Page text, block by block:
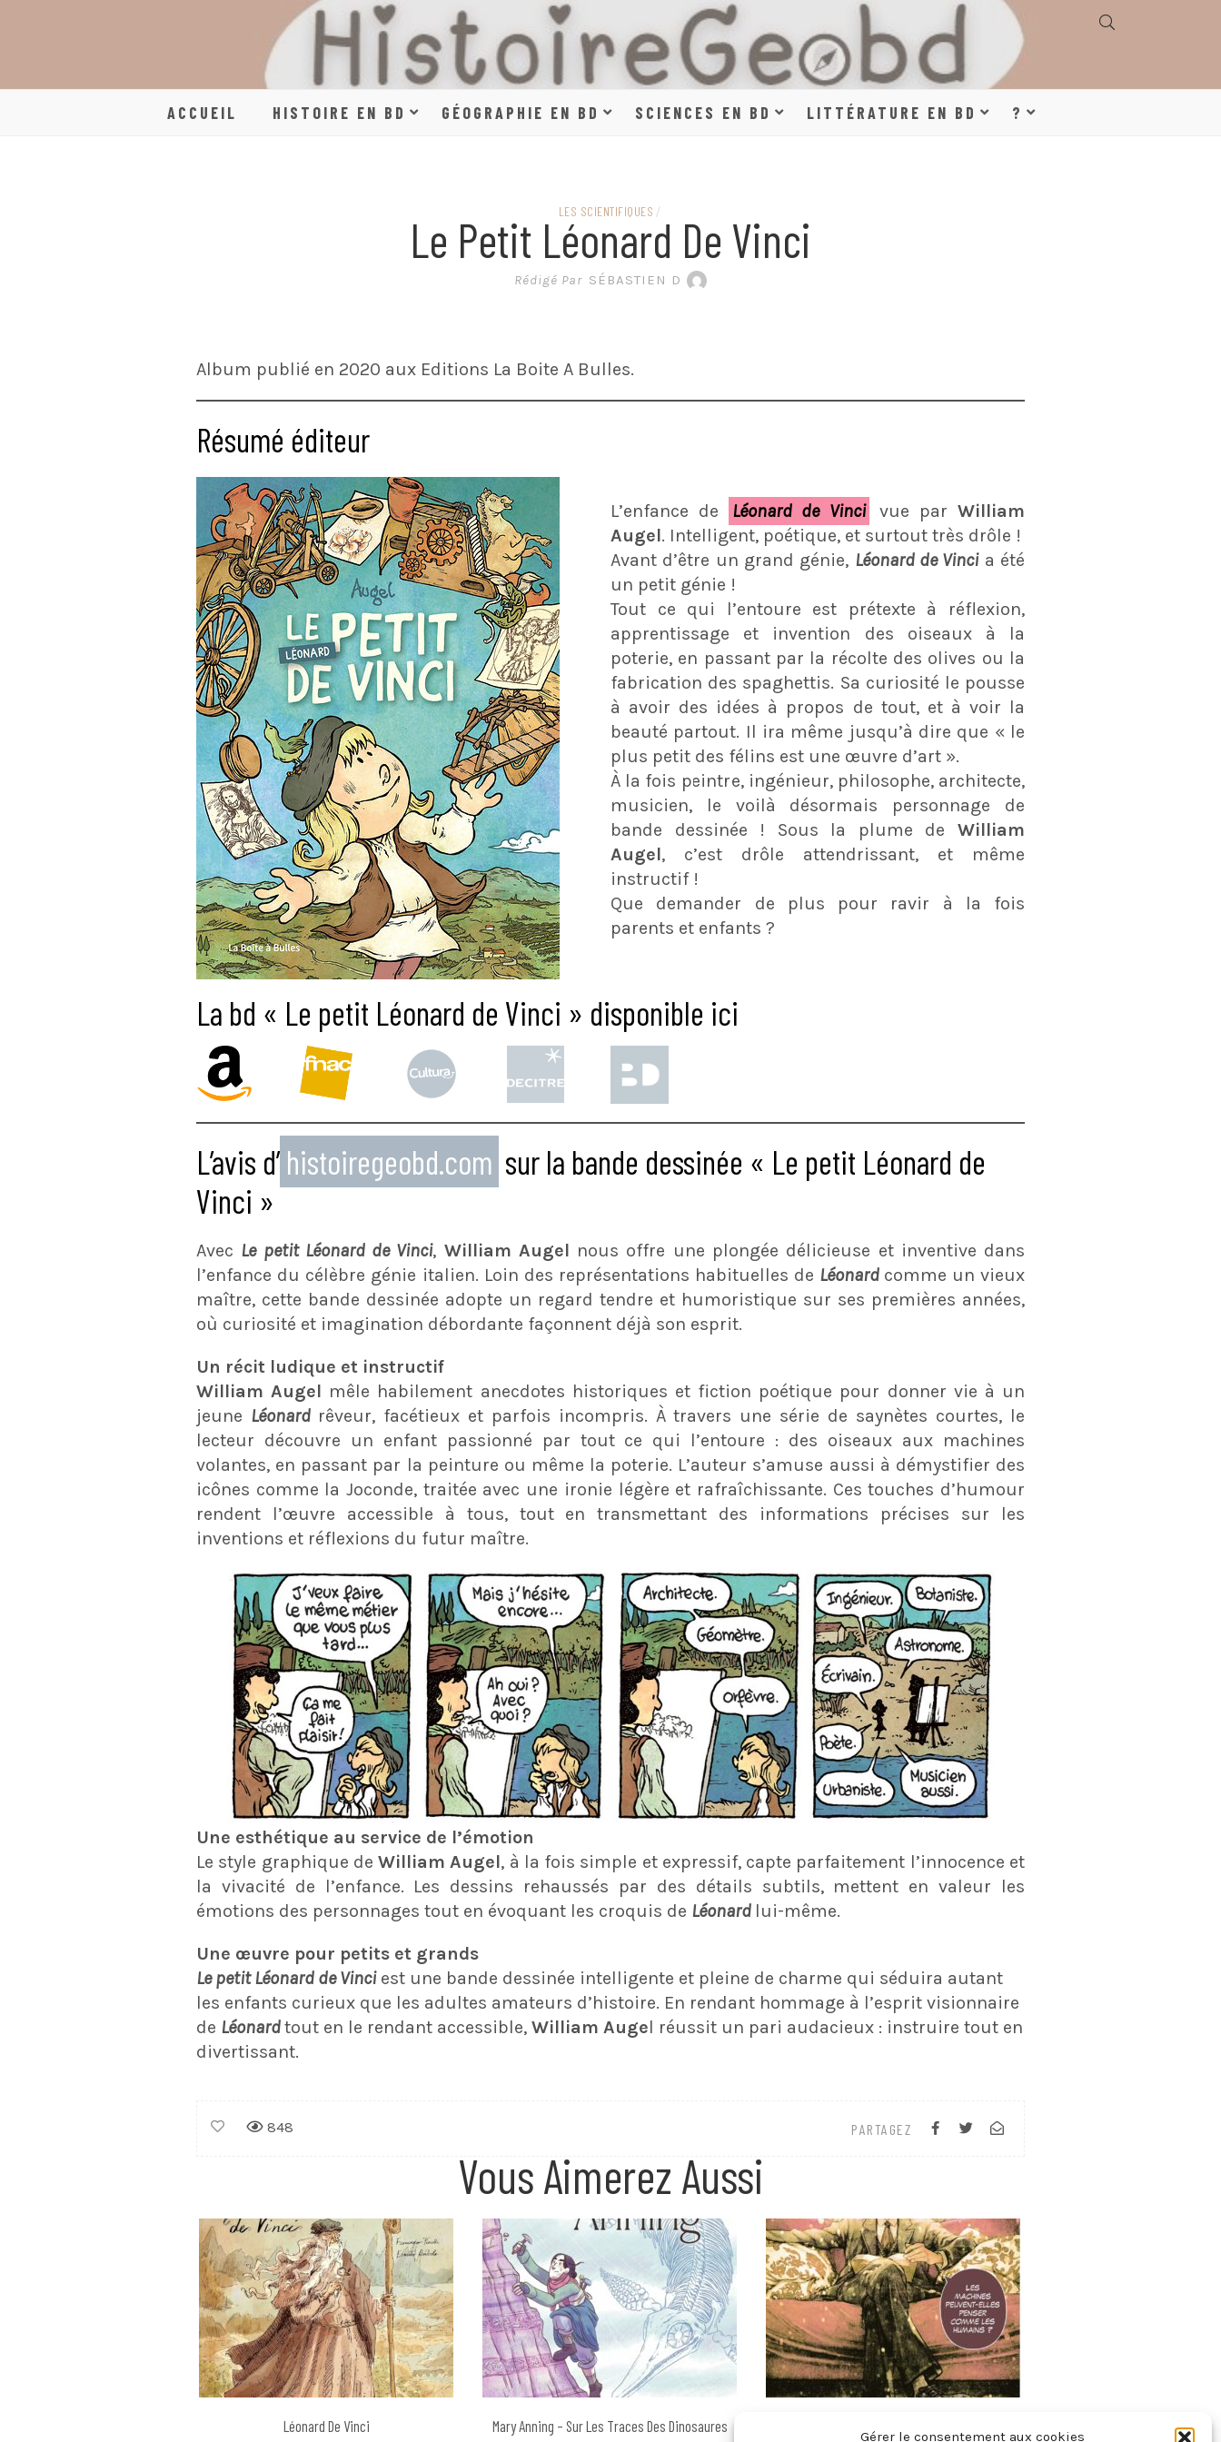
Gérer le consentement aux cookies
HISTOIRE, GÉOGRAPHIE,
SCIENCES, LITTÉRATURE
EN BANDE DESSINÉE
ACCUEIL HISTOIRE EN BD GÉOGRAPHIE EN BD SCIENCES EN BD LITTÉRATURE EN BD ?
LES SCIENTIFIQUES /
Le Petit Léonard De Vinci
Rédigé Par SÉBASTIEN D
Album publié en 2020 aux Editions La Boite A Bulles.
Résumé éditeur
L’enfance de Léonard de Vinci vue parWilliam
Augel. Intelligent, poétique, et surtout très drôle !
Avant d’être un grand génie, Léonard de Vincia été
un petit génie !
Tout ce qui l’entoure est prétexte à réflexion,
apprentissage et invention des oiseaux à la
poterie, en passant par la récolte des olives ou la
fabrication des spaghettis. Sa curiosité le pousse
à avoir des idées à propos de tout, et à voir la
beauté partout. Il ira même jusqu’à dire que « le
plus petit des félins est une œuvre d’art ».
À la fois peintre, ingénieur, philosophe, architecte,
musicien, le voilà désormais personnage de
bande dessinée ! Sous la plume de William
Augel, c’est drôle attendrissant, et même
instructif !
Que demander de plus pour ravir à la fois
parents et enfants ?
La bd « Le petit Léonard de Vinci » disponible ici
L’avis d’ histoiregeobd.com sur la bande dessinée « Le petit Léonard de
Vinci »
Avec Le petit Léonard de Vinci, William Augel nous offre une plongée délicieuse et inventive dans
l’enfance du célèbre génie italien. Loin des représentations habituelles de Léonard comme un vieux
maître, cette bande dessinée adopte un regard tendre et humoristique sur ses premières années,
où curiosité et imagination débordante façonnent déjà son esprit.
Un récit ludique et instructif
William Augel mêle habilement anecdotes historiques et fiction poétique pour donner vie à un
jeune Léonard rêveur, facétieux et parfois incompris. À travers une série de saynètes courtes, le
lecteur découvre un enfant passionné par tout ce qui l’entoure : des oiseaux aux machines
volantes, en passant par la peinture ou même la poterie. L’auteur s’amuse aussi à démystifier des
icônes comme la Joconde, traitée avec une ironie légère et rafraîchissante. Ces touches d’humour
rendent l’œuvre accessible à tous, tout en transmettant des informations précises sur les
inventions et réflexions du futur maître.
Une esthétique au service de l’émotion
Le style graphique deWilliam Augel, à la fois simple et expressif, capte parfaitement l’innocence et
la vivacité de l’enfance. Les dessins rehaussés par des détails subtils, mettent en valeur les
émotions des personnages tout en évoquant les croquis de Léonard lui-même.
Une œuvre pour petits et grands
Le petit Léonard de Vinciest une bande dessinée intelligente et pleine de charme qui séduira autant
les enfants curieux que les adultes amateurs d’histoire. En rendant hommage à l’esprit visionnaire
de Léonardtout en le rendant accessible, William Augel réussit un pari audacieux : instruire tout en
divertissant.
PARTAGEZ
848
Vous Aimerez Aussi
Léonard De Vinci Mary Anning – Sur Les Traces Des Dinosaures